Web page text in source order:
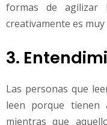
formas de
creativamente es
3.
Las personas que
leen porque tienen
mientras que